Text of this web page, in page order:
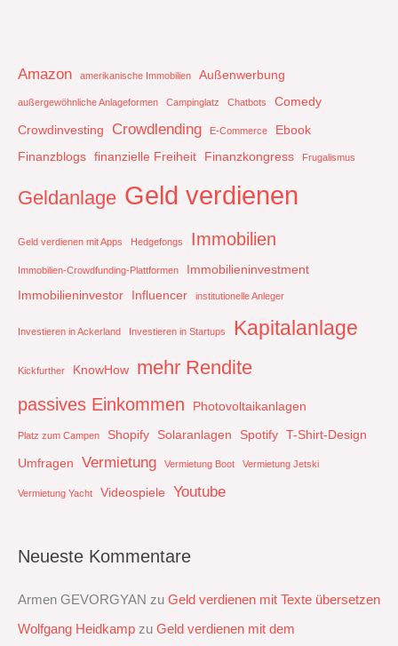
Amazon amerikanische Immobilien Außenwerbung
außergewöhnliche Anlageformen Campinglatz Chatbots
Comedy
Crowdinvesting
Crowdlending E-Commerce
Ebook
Finanzblogs finanzielle Freiheit Finanzkongress Frugalismus
Geldanlage Geld verdienen
Geld verdienen mit Apps Hedgefongs Immobilien
Immobilien-Crowdfunding-Plattformen
Immobilieninvestment
Immobilieninvestor
Influencer institutionelle Anleger
Investieren in Ackerland Investieren in Startups Kapitalanlage
Kickfurther KnowHow mehr Rendite
passives Einkommen Photovoltaikanlagen
Platz zum Campen Shopify Solaranlagen Spotify T-Shirt-Design
Umfragen
Vermietung Vermietung Boot Vermietung Jetski
Vermietung Yacht Videospiele Youtube
Neueste Kommentare
Armen GEVORGYAN zu Geld verdienen mit Texte übersetzen
Wolfgang Heidkamp zu Geld verdienen mit dem